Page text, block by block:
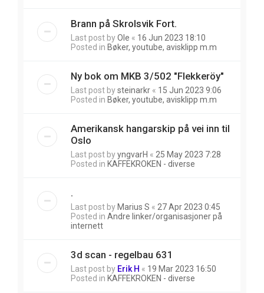
Brann på Skrolsvik Fort.
Last post byOle « 16 Jun 2023 18:10
Posted in Bøker, youtube, avisklipp m.m
Ny bok om MKB 3/502 "Flekkeröy"
Last post bysteinarkr « 15 Jun 2023 9:06
Posted in Bøker, youtube, avisklipp m.m
Amerikansk hangarskip på vei inn til
Oslo
Last post byyngvarH « 25 May 2023 7:28
Posted in KAFFEKROKEN - diverse
.
Last post by Marius S « 27 Apr 2023 0:45
Posted in Andre linker/organisasjoner på
internett
3d scan - regelbau 631
Last post by Erik H « 19 Mar 2023 16:50
Posted in KAFFEKROKEN - diverse